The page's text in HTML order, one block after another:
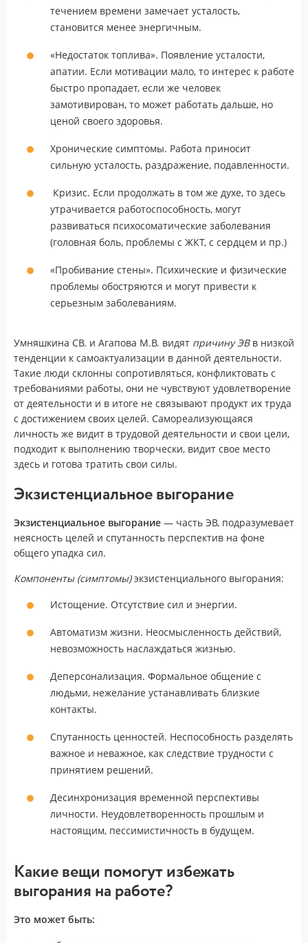
течением времени замечает усталость,
становится менее энергичным.
«Недостаток топлива». Появление усталости,
апатии. Если мотивации мало, то интерес к работе
быстро пропадает, если же человек
замотивирован, то может работать дальше, но
ценой своего здоровья.
Хронические симптомы. Работа приносит
сильную усталость, раздражение, подавленности.
Кризис. Если продолжать в том же духе, то здесь
утрачивается работоспособность, могут
развиваться психосоматические заболевания
(головная боль, проблемы с ЖКТ, с сердцем и пр.)
«Пробивание стены». Психические и физические
проблемы обостряются и могут привести к
серьезным заболеваниям.
Умняшкина СВ. и Агапова М.В. видят причину ЭВв низкой
тенденции к самоактуализации в данной деятельности.
Такие люди склонны сопротивляться, конфликтовать с
требованиями работы, они не чувствуют удовлетворение
от деятельности и в итоге не связывают продукт их труда
с достижением своих целей. Самореализующаяся
личность же видит в трудовой деятельности и свои цели,
подходит к выполнению творчески, видит свое место
здесь и готова тратить свои силы.
Экзистенциальное выгорание
Экзистенциальное выгорание — часть ЭВ, подразумевает
неясность целей и спутанность перспектив на фоне
общего упадка сил.
Компоненты (симптомы)экзистенциального выгорания:
Истощение. Отсутствие сил и энергии.
Автоматизм жизни. Неосмысленность действий,
невозможность наслаждаться жизнью.
Деперсонализация. Формальное общение с
людьми, нежелание устанавливать близкие
контакты.
Спутанность ценностей. Неспособность разделять
важное и неважное, как следствие трудности с
принятием решений.
Десинхронизация временной перспективы
личности. Неудовлетворенность прошлым и
настоящим, пессимистичность в будущем.
Какие вещи помогут избежать
выгорания на работе?
Это может быть: